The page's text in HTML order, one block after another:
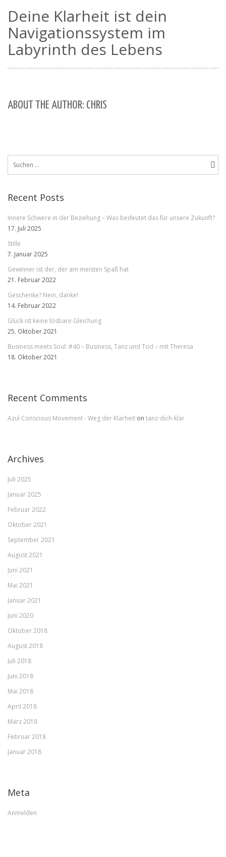
Deine Klarheit ist dein
Navigationssystem im
Labyrinth des Lebens
ABOUT THE AUTHOR: CHRIS
Suchen
Recent Posts
Innere Schwere in der Beziehung – Was bedeutet das für unsere Zukunft?
17. Juli 2025
Stille
7. Januar 2025
Gewinner ist der, der am meisten Spaß hat
21. Februar 2022
Geschenke? Nein, danke!
14. Februar 2022
Glück ist keine lösbare Gleichung
25. Oktober 2021
Business meets Soul: #40 – Business, Tanz und Tod – mit Theresa
18. Oktober 2021
Recent Comments
Azul Conscious Movement - Weg der Klarheit on tanz-dich-klar
Archives
Juli 2025
Januar 2025
Februar 2022
Oktober 2021
September 2021
August 2021
Juni 2021
Mai 2021
Januar 2021
Juni 2020
Oktober 2018
August 2018
Juli 2018
Juni 2018
Mai 2018
April 2018
März 2018
Februar 2018
Januar 2018
Meta
Anmelden